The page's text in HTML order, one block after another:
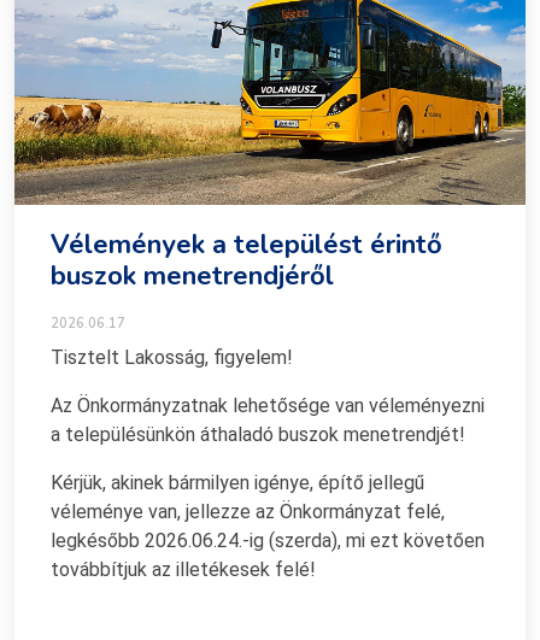
Vélemények a települést érintő
buszok menetrendjéről
2026.06.17
Tisztelt Lakosság, figyelem!
Az Önkormányzatnak lehetősége van véleményezni
a településünkön áthaladó buszok menetrendjét!
Kérjük, akinek bármilyen igénye, építő jellegű
véleménye van, jellezze az Önkormányzat felé,
legkésőbb 2026.06.24.-ig (szerda), mi ezt követően
továbbítjuk az illetékesek felé!